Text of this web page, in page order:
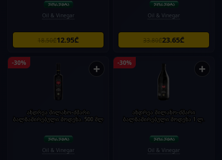
Oil & Vinegar
18.50₾12.95₾
Oil & Vinegar
33.80₾23.65₾
-30% +
ანდრეა მილანო-ძმარი
ბალზამირებული მოდენა. 500 მლ
Oil & Vinegar
-30% +
ანდრეა მილანო-ძმარი
ბალზამირებული მოდენა 1 ლ.
Oil & Vinegar